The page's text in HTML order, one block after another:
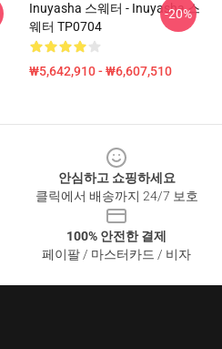
Inuyasha 스웨터 - Inuyasha 스
웨터 TP0704
₩5,642,910 - ₩6,607,510
-20%
안심하고 쇼핑하세요
클릭에서 배송까지 24/7 보호
100% 안전한 결제
페이팔 / 마스터카드 / 비자